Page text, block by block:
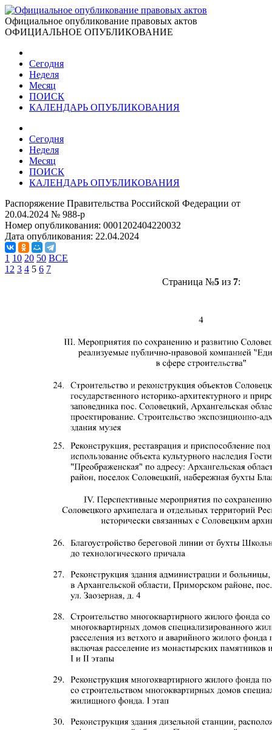
Официальное опубликование правовых актов
ОФИЦИАЛЬНОЕ ОПУБЛИКОВАНИЕ
Сегодня
Неделя
Месяц
ПОИСК
КАЛЕНДАРЬ ОПУБЛИКОВАНИЯ
Сегодня
Неделя
Месяц
ПОИСК
КАЛЕНДАРЬ ОПУБЛИКОВАНИЯ
Распоряжение Правительства Российской Федерации от
20.04.2024 № 988-р
Номер опубликования: 0001202404220032
Дата опубликования: 22.04.2024
1 10 20 50 ВСЕ
1 2 3 4 5 6 7
Страница №5из 7: